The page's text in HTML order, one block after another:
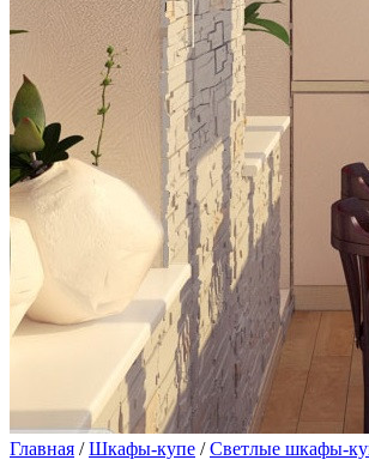
Главная /Шкафы-купе /Светлые шкафы-